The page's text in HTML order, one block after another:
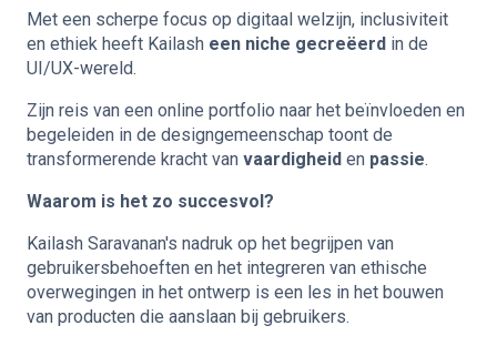
Met een scherpe focus op digitaal welzijn, inclusiviteit
en ethiek heeft Kailash een niche gecreëerd in de
UI/UX-wereld.
Zijn reis van een online portfolio naar het beïnvloeden en
begeleiden in de designgemeenschap toont de
transformerende kracht van vaardigheid en passie.
Waarom is het zo succesvol?
Kailash Saravanan's nadruk op het begrijpen van
gebruikersbehoeften en het integreren van ethische
overwegingen in het ontwerp is een les in het bouwen
van producten die aanslaan bij gebruikers.